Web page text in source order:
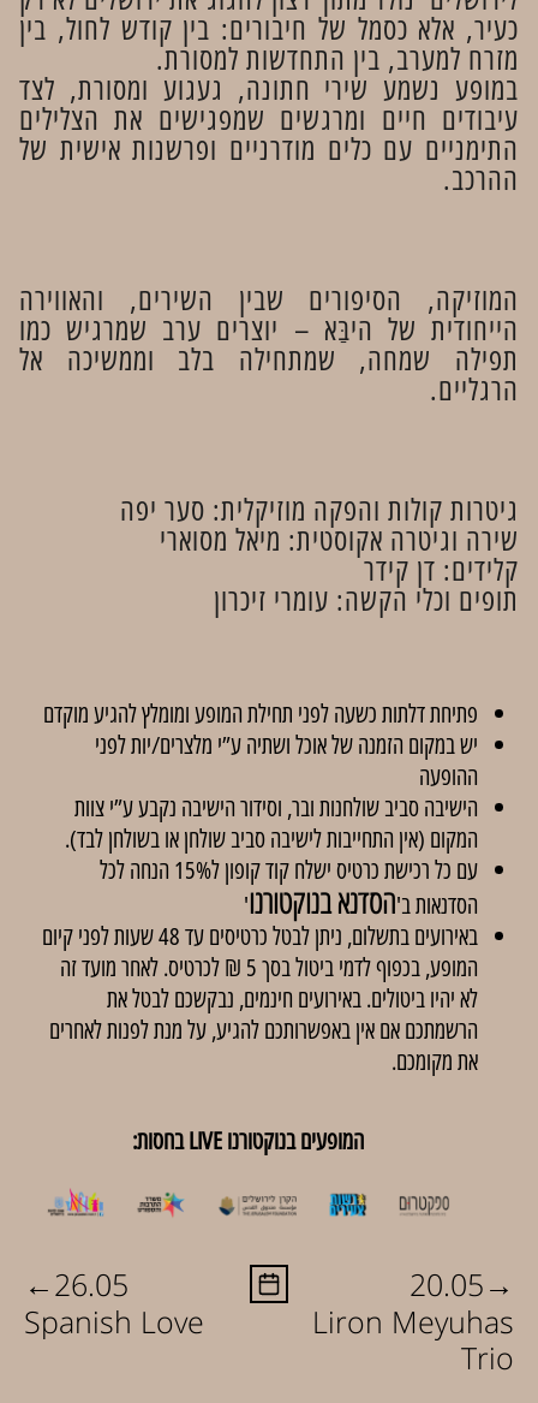
כעיר, אלא כסמל של חיבורים: בין קודש לחול, בין
מזרח למערב, בין התחדשות למסורת.
במופע נשמע שירי חתונה, געגוע ומסורת, לצד
עיבודים חיים ומרגשים שמפגישים את הצלילים
התימניים עם כלים מודרניים ופרשנות אישית של
ההרכב.
המוזיקה, הסיפורים שבין השירים, והאווירה
הייחודית של היבַּא – יוצרים ערב שמרגיש כמו
תפילה שמחה, שמתחילה בלב וממשיכה אל
הרגליים.
גיטרות קולות והפקה מוזיקלית: סער יפה
שירה וגיטרה אקוסטית: מיאל מסוארי
קלידים: דן קידר
תופים וכלי הקשה: עומרי זיכרון
פתיחת דלתות כשעה לפני תחילת המופע ומומלץ להגיע מוקדם
יש במקום הזמנה של אוכל ושתיה ע”י מלצרים/יות לפני
ההופעה
הישיבה סביב שולחנות ובר, וסידור הישיבה נקבע ע”י צוות
המקום (אין התחייבות לישיבה סביב שולחן או בשולחן לבד).
עם כל רכישת כרטיס ישלח קוד קופון ל15% הנחה לכל
הסדנאות ב'הסדנא בנוקטורנו'
באירועים בתשלום, ניתן לבטל כרטיסים עד 48 שעות לפני קיום
המופע, בכפוף לדמי ביטול בסך 5 ₪ לכרטיס. לאחר מועד זה
לא יהיו ביטולים. באירועים חינמים, נבקשכם לבטל את
הרשמתכם אם אין באפשרותכם להגיע, על מנת לפנות לאחרים
את מקומכם.
המופעים בנוקטורנו LIVE בחסות:
←26.05
Spanish Love
20.05→
Liron Meyuhas
Trio